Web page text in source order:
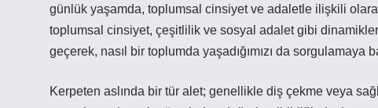
günlük yaşamda, toplumsal cinsiyet ve adaletle ilişkili
toplumsal cinsiyet, çeşitlilik ve sosyal adalet gibi
geçerek, nasıl bir toplumda yaşadığımızı da sorgulamaya
Kerpeten aslında bir tür alet; genellikle diş çekme veya